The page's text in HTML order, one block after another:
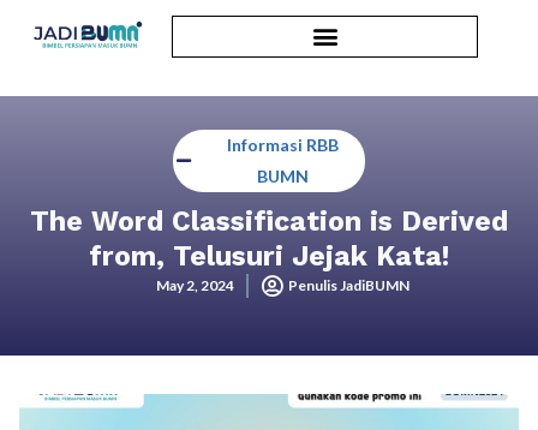
Informasi RBB
BUMN
The Word Classification is Derived
from, Telusuri Jejak Kata!
May 2, 2024 Penulis JadiBUMN